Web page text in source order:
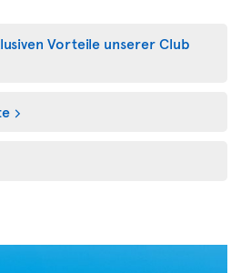
Vorteile unserer Club